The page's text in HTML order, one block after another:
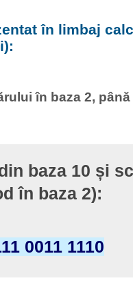
în limbaj
în baza 2,
baza 10 și
în baza 2):
0011 1110